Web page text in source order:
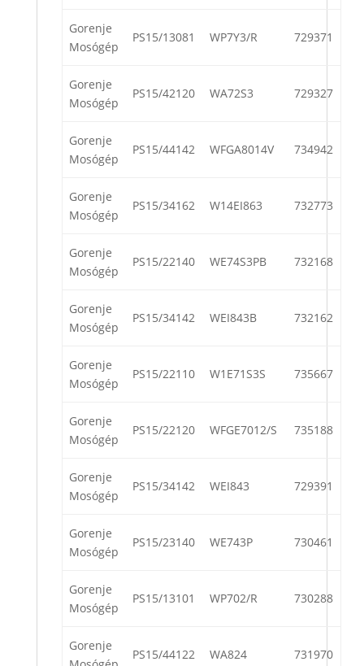
Gorenje
Mosógép
PS15/13081 WP7Y3/R 729371
Gorenje
Mosógép
PS15/42120 WA72S3 729327
Gorenje
Mosógép
PS15/44142 WFGA8014V 734942
Gorenje
Mosógép
PS15/34162 W14EI863 732773
Gorenje
Mosógép
PS15/22140 WE74S3PB 732168
Gorenje
Mosógép
PS15/34142 WEI843B 732162
Gorenje
Mosógép
PS15/22110 W1E71S3S 735667
Gorenje
Mosógép
PS15/22120 WFGE7012/S 735188
Gorenje
Mosógép
PS15/34142 WEI843 729391
Gorenje
Mosógép
PS15/23140 WE743P 730461
Gorenje
Mosógép
PS15/13101 WP702/R 730288
Gorenje
PS15/44122 WA824 731970